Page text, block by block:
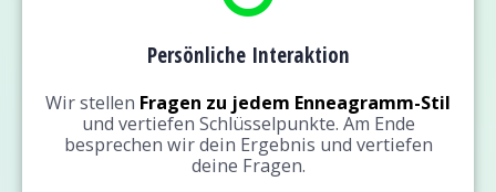
Persönliche Interaktion
Wir stellen Fragen zu jedem Enneagramm-Stil
und vertiefen Schlüsselpunkte. Am Ende
besprechen wir dein Ergebnis und vertiefen
deine Fragen.